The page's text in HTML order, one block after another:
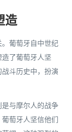
造
葡萄牙自中世纪
了葡萄牙人坚
斗历史中，扮演
与摩尔人的战争
萄牙人坚信他们